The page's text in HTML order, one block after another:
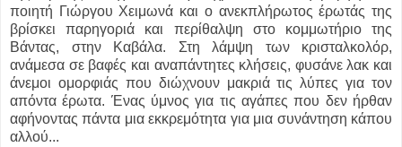
ποιητή Γιώργου Χειμωνά και ο ανεκπλήρωτος έρωτάς της
βρίσκει παρηγοριά και περίθαλψη στο κομμωτήριο της
Βάντας, στην Καβάλα. Στη λάμψη των κρισταλκολόρ,
ανάμεσα σε βαφές και αναπάντητες κλήσεις, φυσάνε λακ και
άνεμοι ομορφιάς που διώχνουν μακριά τις λύπες για τον
απόντα έρωτα. Ένας ύμνος για τις αγάπες που δεν ήρθαν
αφήνοντας πάντα μια εκκρεμότητα για μια συνάντηση κάπου
αλλού...